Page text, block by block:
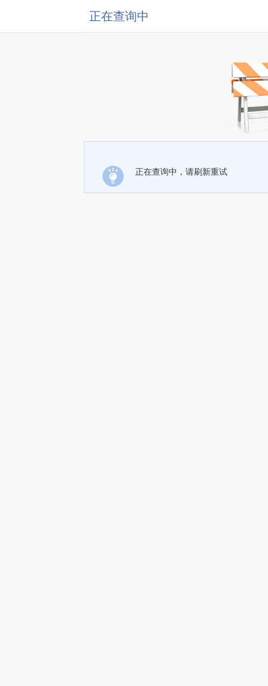
正在查询中
正在查询中，请刷新重试